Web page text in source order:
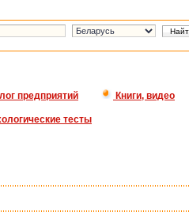
предприятий Книги, видео
тесты